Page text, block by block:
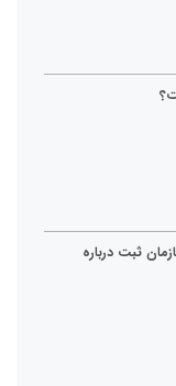
ثبت درباره